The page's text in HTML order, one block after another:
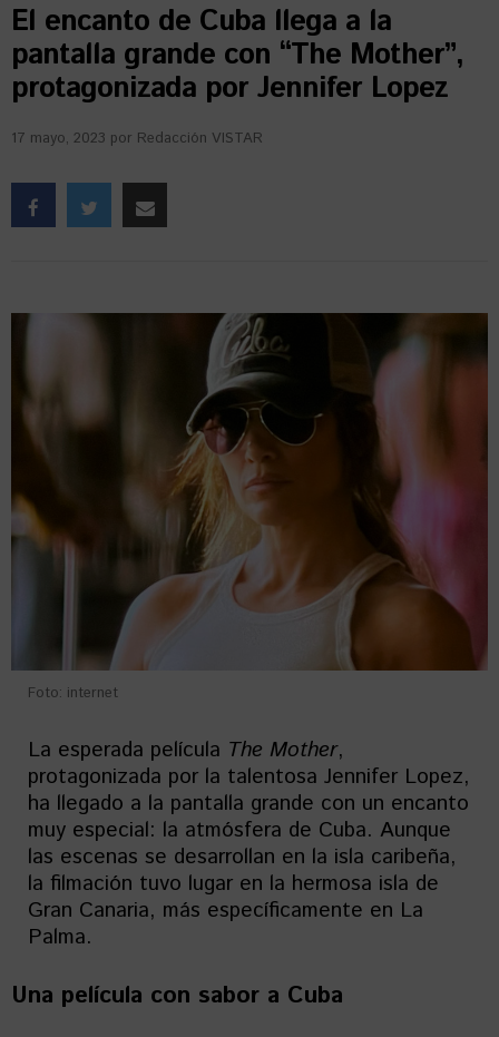
El encanto de Cuba llega a la
pantalla grande con “The Mother”,
protagonizada por Jennifer Lopez
17 mayo, 2023 por Redacción VISTAR
Foto: internet
La esperada película The Mother,
protagonizada por la talentosa Jennifer Lopez,
ha llegado a la pantalla grande con un encanto
muy especial: la atmósfera de Cuba. Aunque
las escenas se desarrollan en la isla caribeña,
la filmación tuvo lugar en la hermosa isla de
Gran Canaria, más específicamente en La
Palma.
Una película con sabor a Cuba